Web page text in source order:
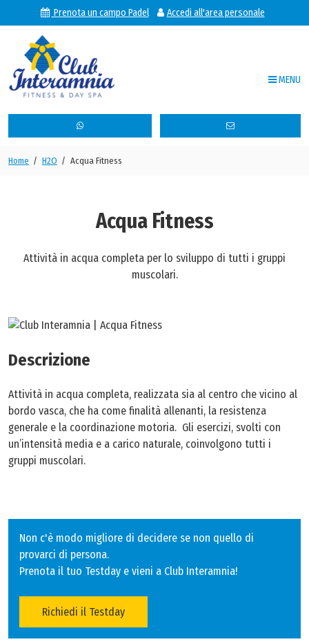
Prenota un campo Padel Accedi all'area personale
Club Interamnia Fitness &
MENU
News
Contatti
Home / H2O / Acqua Fitness
Acqua Fitness
Attività in acqua completa per lo sviluppo di tutti i gruppi
muscolari.
Descrizione
Attività in acqua completa, realizzata sia al centro che vicino al
bordo vasca, che ha come finalità allenanti, la resistenza
generale e la coordinazione motoria. Gli esercizi, svolti con
un’intensità media e a carico naturale, coinvolgono tutti i
gruppi muscolari.
Non c'è modo migliore di decidere se non quello di
provarci di persona.
Prenota il tuo Testday e vieni a Club Interamnia!
Richiedi il Testday